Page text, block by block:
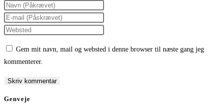
Enter
your
name
comment
Enter
your
comment
Enter
(optional)
Gem mit navn, mail og websted i denne browser til næste gang jeg
kommenterer.
Genveje